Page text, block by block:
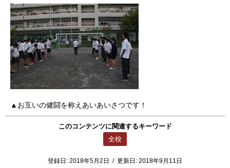
▲お互いの健闘を称えあいあいさつです！
このコンテンツに関連するキーワード
全校
登録日: 2018年5月2日 / 更新日: 2018年9月11日